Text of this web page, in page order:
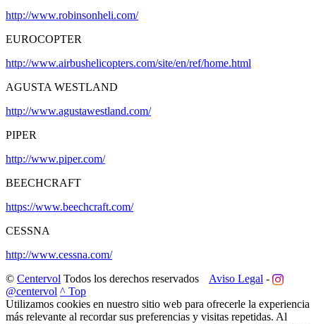
http://www.robinsonheli.com/
EUROCOPTER
http://www.airbushelicopters.com/site/en/ref/home.html
AGUSTA WESTLAND
http://www.agustawestland.com/
PIPER
http://www.piper.com/
BEECHCRAFT
https://www.beechcraft.com/
CESSNA
http://www.cessna.com/
© Centervol Todos los derechos reservados Aviso Legal -
@centervol ^ Top
Utilizamos cookies en nuestro sitio web para ofrecerle la experiencia
más relevante al recordar sus preferencias y visitas repetidas. Al